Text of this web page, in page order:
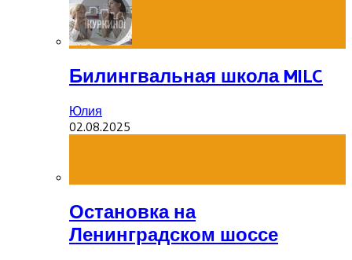
Билингвальная школа MILC
Юлия
02.08.2025
Остановка на
Ленинградском шоссе